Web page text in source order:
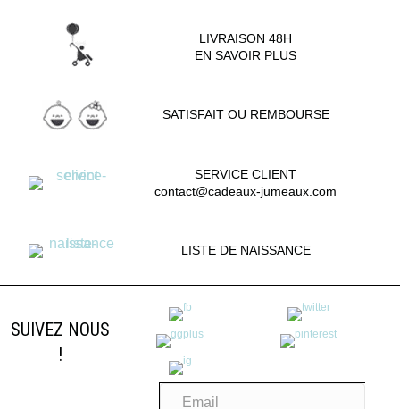
LIVRAISON 48H
EN SAVOIR PLUS
SATISFAIT OU REMBOURSE
SERVICE CLIENT
contact@cadeaux-jumeaux.com
LISTE DE NAISSANCE
SUIVEZ NOUS
!